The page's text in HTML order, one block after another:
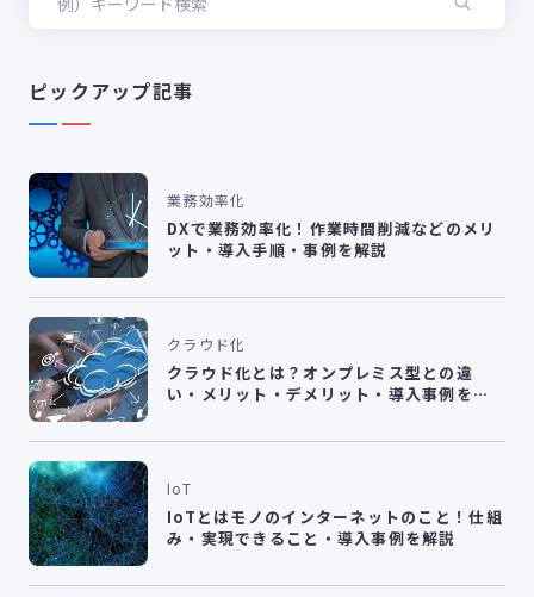
ピックアップ記事
業務効率化
DXで業務効率化！作業時間削減などのメリ
ット・導入手順・事例を解説
クラウド化
クラウド化とは？オンプレミス型との違
い・メリット・デメリット・導入事例を解
IoT
IoTとはモノのインターネットのこと！仕組
み・実現できること・導入事例を解説